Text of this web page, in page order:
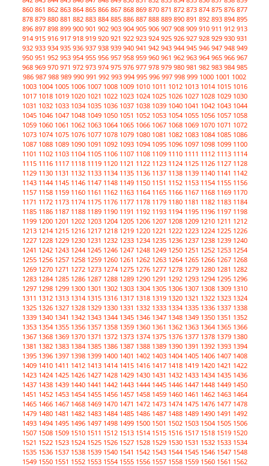
860 861 862 863 864 865 866 867 868 869 870 871 872 873 874 875 876 877
878 879 880 881 882 883 884 885 886 887 888 889 890 891 892 893 894 895
896 897 898 899 900 901 902 903 904 905 906 907 908 909 910 911 912 913
914 915 916 917 918 919 920 921 922 923 924 925 926 927 928 929 930 931
932 933 934 935 936 937 938 939 940 941 942 943 944 945 946 947 948 949
950 951 952 953 954 955 956 957 958 959 960 961 962 963 964 965 966 967
968 969 970 971 972 973 974 975 976 977 978 979 980 981 982 983 984 985
986 987 988 989 990 991 992 993 994 995 996 997 998 999 1000 1001 1002
1003 1004 1005 1006 1007 1008 1009 1010 1011 1012 1013 1014 1015 1016
1017 1018 1019 1020 1021 1022 1023 1024 1025 1026 1027 1028 1029 1030
1031 1032 1033 1034 1035 1036 1037 1038 1039 1040 1041 1042 1043 1044
1045 1046 1047 1048 1049 1050 1051 1052 1053 1054 1055 1056 1057 1058
1059 1060 1061 1062 1063 1064 1065 1066 1067 1068 1069 1070 1071 1072
1073 1074 1075 1076 1077 1078 1079 1080 1081 1082 1083 1084 1085 1086
1087 1088 1089 1090 1091 1092 1093 1094 1095 1096 1097 1098 1099 1100
1101 1102 1103 1104 1105 1106 1107 1108 1109 1110 1111 1112 1113 1114
1115 1116 1117 1118 1119 1120 1121 1122 1123 1124 1125 1126 1127 1128
1129 1130 1131 1132 1133 1134 1135 1136 1137 1138 1139 1140 1141 1142
1143 1144 1145 1146 1147 1148 1149 1150 1151 1152 1153 1154 1155 1156
1157 1158 1159 1160 1161 1162 1163 1164 1165 1166 1167 1168 1169 1170
1171 1172 1173 1174 1175 1176 1177 1178 1179 1180 1181 1182 1183 1184
1185 1186 1187 1188 1189 1190 1191 1192 1193 1194 1195 1196 1197 1198
1199 1200 1201 1202 1203 1204 1205 1206 1207 1208 1209 1210 1211 1212
1213 1214 1215 1216 1217 1218 1219 1220 1221 1222 1223 1224 1225 1226
1227 1228 1229 1230 1231 1232 1233 1234 1235 1236 1237 1238 1239 1240
1241 1242 1243 1244 1245 1246 1247 1248 1249 1250 1251 1252 1253 1254
1255 1256 1257 1258 1259 1260 1261 1262 1263 1264 1265 1266 1267 1268
1269 1270 1271 1272 1273 1274 1275 1276 1277 1278 1279 1280 1281 1282
1283 1284 1285 1286 1287 1288 1289 1290 1291 1292 1293 1294 1295 1296
1297 1298 1299 1300 1301 1302 1303 1304 1305 1306 1307 1308 1309 1310
1311 1312 1313 1314 1315 1316 1317 1318 1319 1320 1321 1322 1323 1324
1325 1326 1327 1328 1329 1330 1331 1332 1333 1334 1335 1336 1337 1338
1339 1340 1341 1342 1343 1344 1345 1346 1347 1348 1349 1350 1351 1352
1353 1354 1355 1356 1357 1358 1359 1360 1361 1362 1363 1364 1365 1366
1367 1368 1369 1370 1371 1372 1373 1374 1375 1376 1377 1378 1379 1380
1381 1382 1383 1384 1385 1386 1387 1388 1389 1390 1391 1392 1393 1394
1395 1396 1397 1398 1399 1400 1401 1402 1403 1404 1405 1406 1407 1408
1409 1410 1411 1412 1413 1414 1415 1416 1417 1418 1419 1420 1421 1422
1423 1424 1425 1426 1427 1428 1429 1430 1431 1432 1433 1434 1435 1436
1437 1438 1439 1440 1441 1442 1443 1444 1445 1446 1447 1448 1449 1450
1451 1452 1453 1454 1455 1456 1457 1458 1459 1460 1461 1462 1463 1464
1465 1466 1467 1468 1469 1470 1471 1472 1473 1474 1475 1476 1477 1478
1479 1480 1481 1482 1483 1484 1485 1486 1487 1488 1489 1490 1491 1492
1493 1494 1495 1496 1497 1498 1499 1500 1501 1502 1503 1504 1505 1506
1507 1508 1509 1510 1511 1512 1513 1514 1515 1516 1517 1518 1519 1520
1521 1522 1523 1524 1525 1526 1527 1528 1529 1530 1531 1532 1533 1534
1535 1536 1537 1538 1539 1540 1541 1542 1543 1544 1545 1546 1547 1548
1549 1550 1551 1552 1553 1554 1555 1556 1557 1558 1559 1560 1561 1562